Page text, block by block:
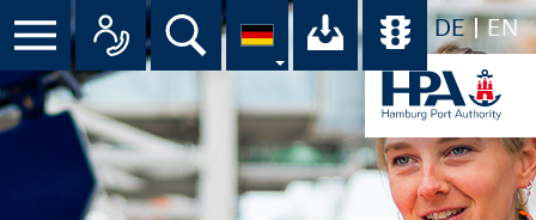
DE EN
Menü Alle Ansprechpartner im
Suche Ihr Download-